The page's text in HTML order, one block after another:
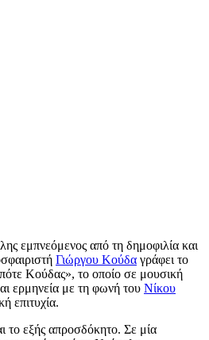
εμπνεόμενος από τη δημοφιλία και
Γιώργου Κούδα γράφει το
Κούδας», το οποίο σε μουσική
ερμηνεία με τη φωνή του Νίκου
επιτυχία.
το εξής απροσδόκητο. Σε μία